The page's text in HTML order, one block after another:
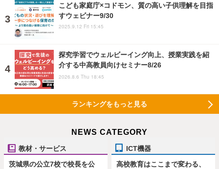
こども家庭庁×コドモン、質の高い子供理解を目指
すウェビナー9/30
2025.9.12 Fri 15:45
探究学習でウェルビーイング向上、授業実践を紹
介する中高教員向けセミナー8/26
2026.8.6 Thu 18:45
ランキングをもっと見る
NEWS CATEGORY
教材・サービス
茨城県の公立7校で校長を公
ICT機器
高校教育はここまで変わる、